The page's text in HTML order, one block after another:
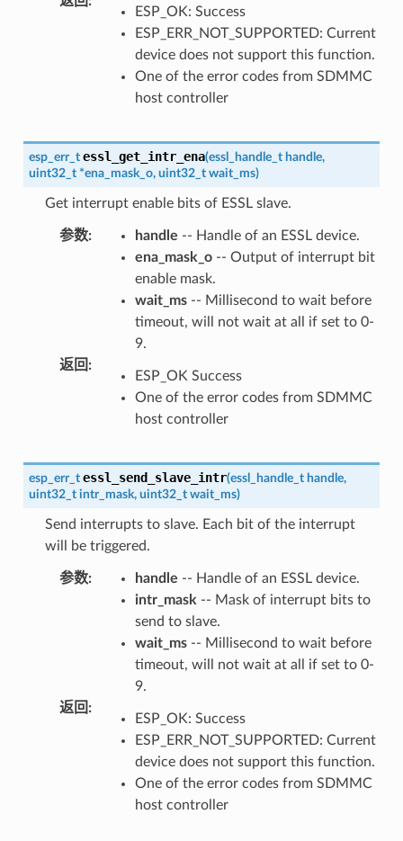
ESP_OK: Success
ESP_ERR_NOT_SUPPORTED: Current
device does not support this function.
One of the error codes from SDMMC
host controller
esp_err_t essl_get_intr_ena(essl_handle_t handle,
uint32_t *ena_mask_o, uint32_t wait_ms)
Get interrupt enable bits of ESSL slave.
参数: handle -- Handle of an ESSL device.
ena_mask_o-- Output of interrupt bit
enable mask.
wait_ms-- Millisecond to wait before
timeout, will not wait at all if set to 0-
9.
返回 :
ESP_OK Success
One of the error codes from SDMMC
host controller
esp_err_t essl_send_slave_intr(essl_handle_t handle,
uint32_t intr_mask, uint32_t wait_ms)
Send interrupts to slave. Each bit of the interrupt
will be triggered.
参数: handle -- Handle of an ESSL device.
intr_mask -- Mask of interrupt bits to
send to slave.
wait_ms-- Millisecond to wait before
timeout, will not wait at all if set to 0-
9.
返回 :
ESP_OK: Success
ESP_ERR_NOT_SUPPORTED: Current
device does not support this function.
One of the error codes from SDMMC
host controller